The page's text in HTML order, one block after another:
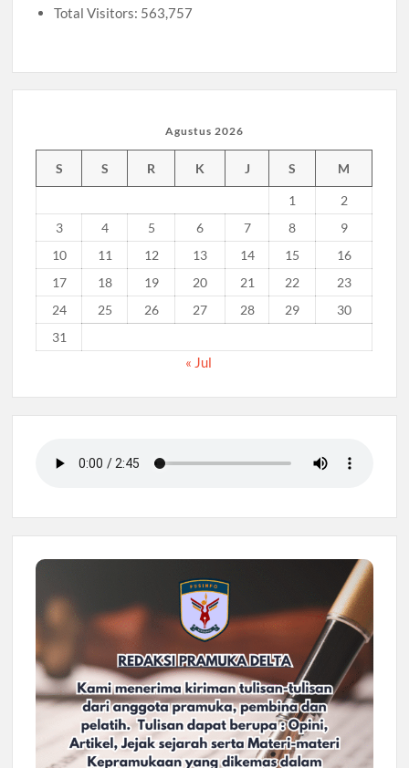
Total Visitors: 563,757
Agustus 2026
S S R K J S M
1
2
3
4 5 6 7 8
9
10
11 12 13 14 15
16
17
18 19 20 21 22
23
24
25 26 27 28 29
30
31
« Jul